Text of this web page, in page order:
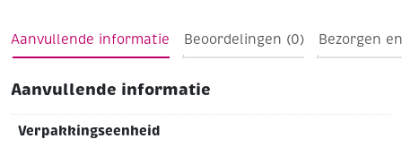
Aanvullende informatie Beoordelingen (0) Bezorgen
Aanvullende informatie
Verpakkingseenheid